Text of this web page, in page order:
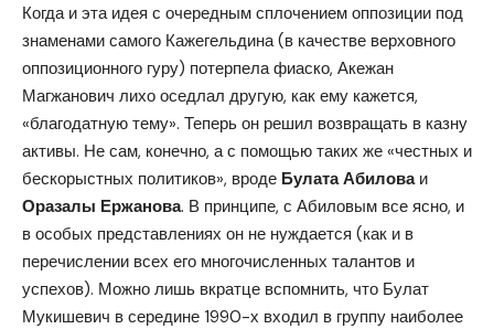
Когда и эта идея с очередным сплочением оппозиции под
знаменами самого Кажегельдина (в качестве верховного
оппозиционного гуру) потерпела фиаско, Акежан
Магжанович лихо оседлал другую, как ему кажется,
«благодатную тему». Теперь он решил возвращать в казну
активы. Не сам, конечно, а с помощью таких же «честных и
бескорыстных политиков», вроде Булата Абиловаи
Оразалы Ержанова. В принципе, с Абиловым все ясно, и
в особых представлениях он не нуждается (как и в
перечислении всех его многочисленных талантов и
успехов). Можно лишь вкратце вспомнить, что Булат
Мукишевич в середине 1990-х входил в группу наиболее